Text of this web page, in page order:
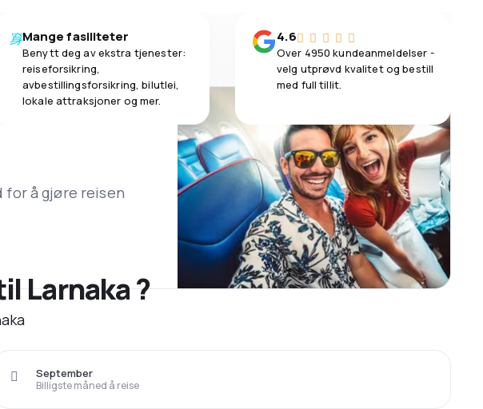
Mange fasiliteter
Benytt deg av ekstra tjenester:
reiseforsikring,
avbestillingsforsikring, bilutlei,
lokale attraksjoner og mer.
4.6
Over 4950 kundeanmeldelser -
velg utprøvd kvalitet og bestill
med full tillit.
for å gjøre reisen
Larnaka ?
Billigste måned å reise
September